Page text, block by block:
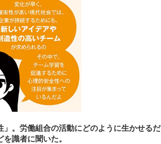
。労働組合の活動にどのように生かせるだ
識者に聞いた。